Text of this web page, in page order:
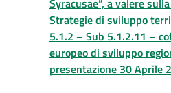
Syracusae”, a valere
Strategie di sviluppo
5.1.2 – Sub 5.1.2.11 –
europeo di sviluppo
presentazione 30 Aprile